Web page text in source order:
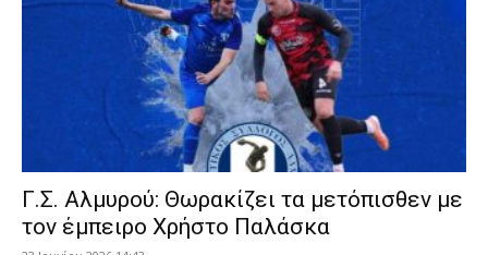
Γ.Σ. Αλμυρού: Θωρακίζει τα μετόπισθεν με
τον έμπειρο Χρήστο Παλάσκα